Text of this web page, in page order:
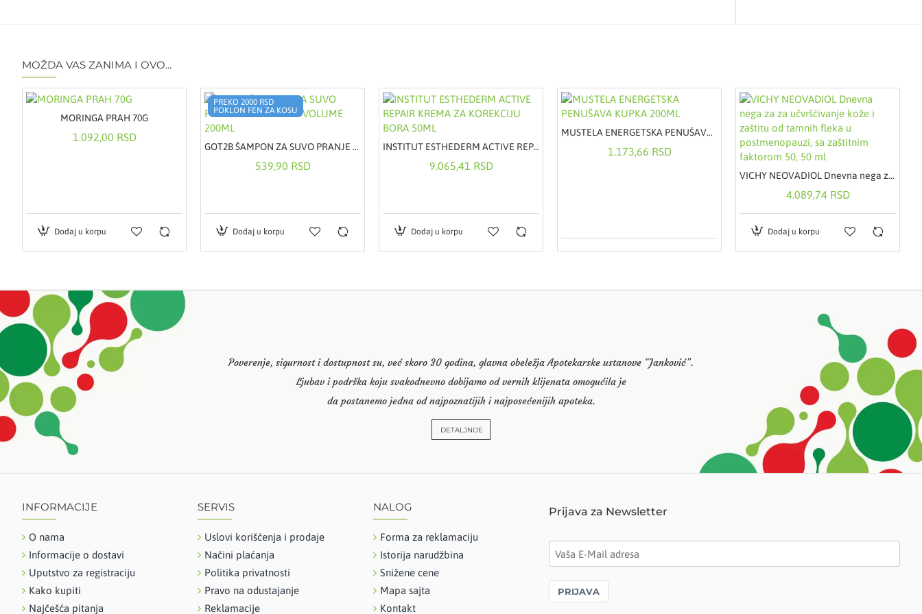
MOŽDA VAS ZANIMA I OVO...
MORINGA PRAH 70G
1.092,00 RSD
Dodaj u korpu
PREKO 2000 RSD
POKLON FEN ZA KOSU
GOT2B ŠAMPON ZA SUVO PRANJE KOSE EXTRA VOLUME 200ML
539,90 RSD
Dodaj u korpu
INSTITUT ESTHEDERM ACTIVE REPAIR KREMA ZA KOREKCIJU BORA 50ML
9.065,41 RSD
Dodaj u korpu
MUSTELA ENERGETSKA PENUŠAVA KUPKA 200ML
1.173,66 RSD
VICHY NEOVADIOL Dnevna nega za za učvršćivanje kože i zaštitu od tamnih fleka u postmenopauzi, sa zaštitnim faktorom 50, 50 ml
4.089,74 RSD
Dodaj u korpu
Poverenje, sigurnost i dostupnost su, već skoro 30 godina, glavna obeležja Apotekarske ustanove “Janković”.
Ljubav i podrška koju svakodnevno dobijamo od vernih klijenata omogućila je
da postanemo jedna od najpoznatijih i najposećenijih apoteka.
DETALJNIJE
INFORMACIJE
O nama
Informacije o dostavi
Uputstvo za registraciju
Kako kupiti
Najčešća pitanja
SERVIS
Uslovi korišćenja i prodaje
Načini plaćanja
Politika privatnosti
Pravo na odustajanje
Reklamacije
NALOG
Forma za reklamaciju
Istorija narudžbina
Snižene cene
Mapa sajta
Kontakt
Prijava za Newsletter
PRIJAVA